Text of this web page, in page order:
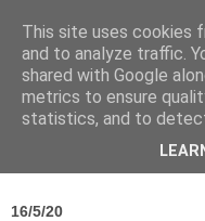
Σύλλογος
16/5/20
This site uses cookies
and to analyze traffic.
shared with Google
metrics to ensure
statistics, and to